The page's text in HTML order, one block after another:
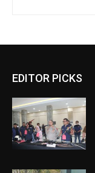
EDITOR PICKS